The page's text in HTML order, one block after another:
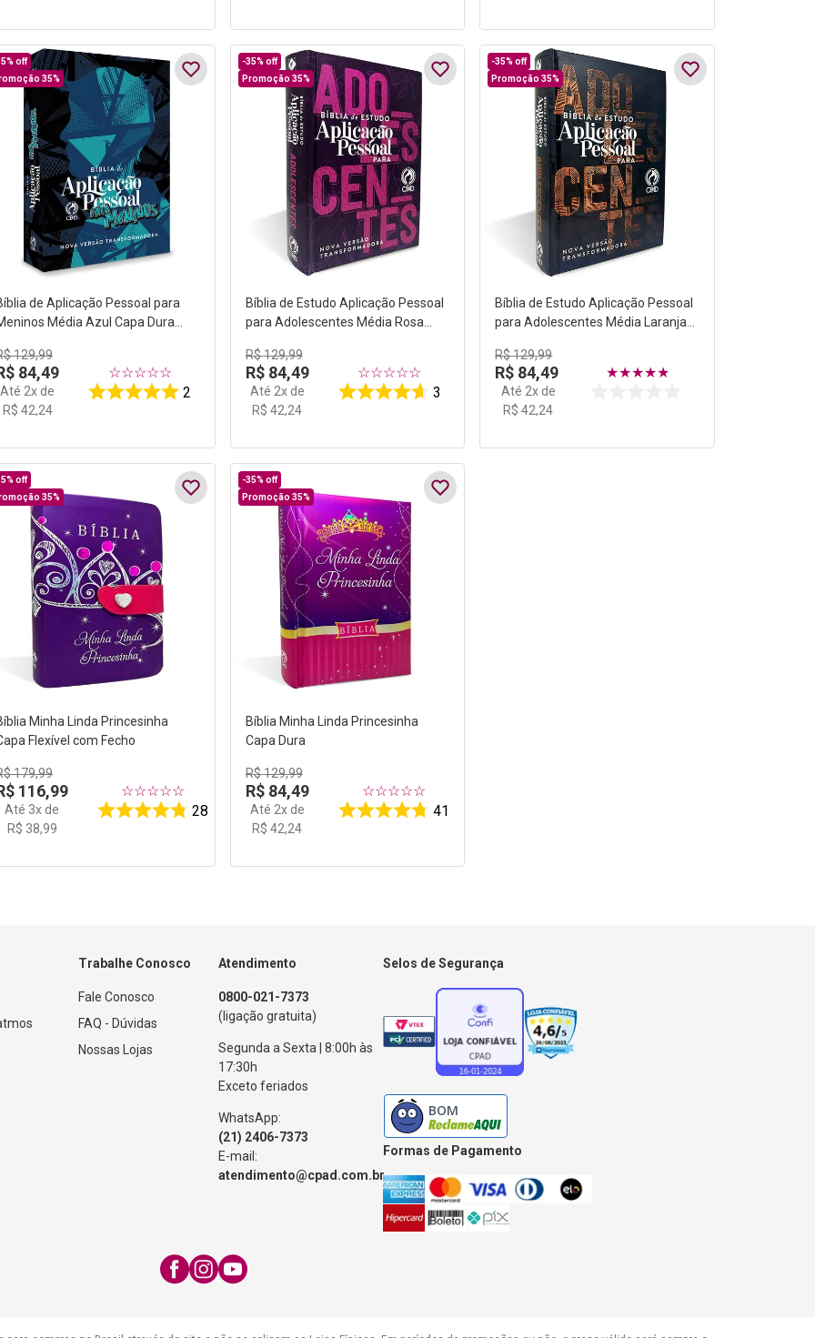
off
35%
de Aplicação Pessoal para
Média Azul Capa Dura
129,99
84,49
Até 2x de
R$ 42,24
☆☆☆☆☆
2
-35% off
Promoção 35%
Bíblia de Estudo Aplicação Pessoal
para Adolescentes Média Rosa
R$129,99
R$ 84,49
Até 2x de
R$ 42,24
☆☆☆☆☆
3
-35% off
Promoção 35%
Bíblia de Estudo Aplicação Pessoal
para Adolescentes Média Laranja
R$129,99
R$ 84,49
Até 2x de
R$ 42,24
★★★★★
off
35%
Minha Linda Princesinha
Flexível com Fecho
179,99
116,99
Até 3x de
R$ 38,99
☆☆☆☆☆
28
-35% off
Promoção 35%
Bíblia Minha Linda Princesinha
Capa Dura
R$129,99
R$ 84,49
Até 2x de
R$ 42,24
☆☆☆☆☆
41
Trabalhe Conosco
Fale Conosco
FAQ - Dúvidas
Nossas Lojas
Atendimento
0800-021-7373
(ligação gratuita)
Segunda a Sexta | 8:00h às
17:30h
Exceto feriados
WhatsApp:
(21) 2406-7373
E-mail:
atendimento@cpad.com.br
Selos de Segurança
Formas de Pagamento